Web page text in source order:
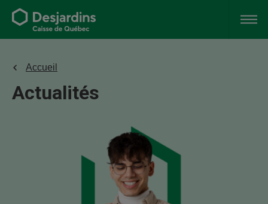
Accueil
Actualités